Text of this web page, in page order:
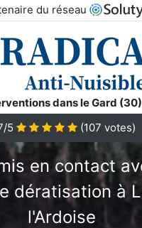
du réseau
dans le Gard (30)
5
(107 votes)
en contact
dératisation à
l'Ardoise